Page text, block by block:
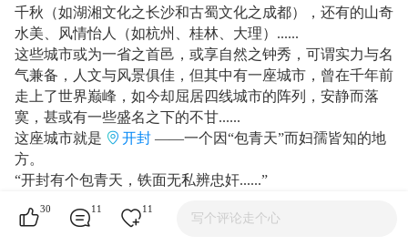
千秋（如湖湘文化之长沙和古蜀文化之成都），还有的山奇
水美、风情怡人（如杭州、桂林、大理）......
这些城市或为一省之首邑，或享自然之钟秀，可谓实力与名
气兼备，人文与风景俱佳，但其中有一座城市，曾在千年前
走上了世界巅峰，如今却屈居四线城市的阵列，安静而落
寞，甚或有一些盛名之下的不甘......
这座城市就是
开封 ——一个因“包青天”而妇孺皆知的地
方。
“开封有个包青天，铁面无私辨忠奸......”
30 11 11
写个评论走个心